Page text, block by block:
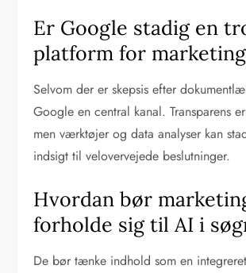
Er Google stadig en
platform for
Selvom der er skepsis efter
Google en central kanal. Transparens
men værktøjer og data analyser kan
indsigt til velovervejede beslutninger.
Hvordan bør
forholde sig til AI i
De bør tænke indhold som en